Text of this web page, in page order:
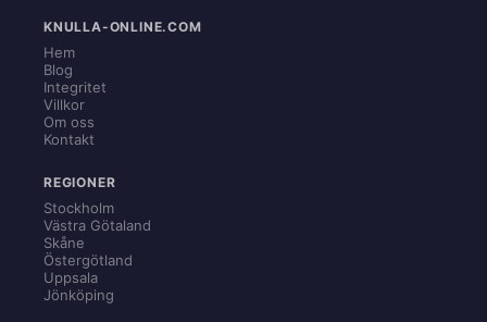
KNULLA-ONLINE.COM
Hem
Blog
Integritet
Villkor
Om oss
Kontakt
REGIONER
Stockholm
Västra Götaland
Skåne
Östergötland
Uppsala
Jönköping